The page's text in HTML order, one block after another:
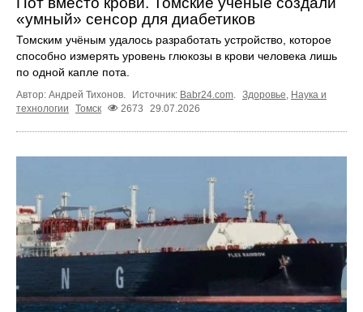
«умный» сенсор для диабетиков
Томским учёным удалось разработать устройство, которое
способно измерять уровень глюкозы в крови человека лишь
по одной капле пота.
Автор: Андрей Тихонов. Источник: Babr24.com. Здоровье, Наука и
технологии
Томск 2673 29.07.2026